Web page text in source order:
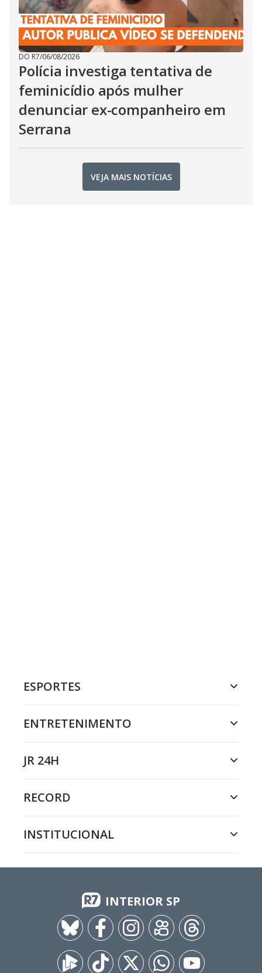
DO R7/06/08/2026
Polícia investiga tentativa de
feminicídio após mulher
denunciar ex-companheiro em
Serrana
VEJA MAIS NOTÍCIAS
ESPORTES
ENTRETENIMENTO
JR 24H
RECORD
INSTITUCIONAL
INTERIOR SP